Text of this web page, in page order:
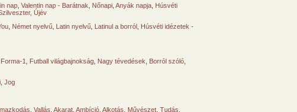
nap Valentin nap - Barátnak Nőnapi Anyák napja Húsvéti
Újév
Német nyelvű Latin nyelvű Latinul a borról Húsvéti idézetek -
Forma-1 Futball világbajnokság Nagy tévedések Borról szóló
Jog
Vallás Akarat Ambíció Alkotás Művészet Tudás